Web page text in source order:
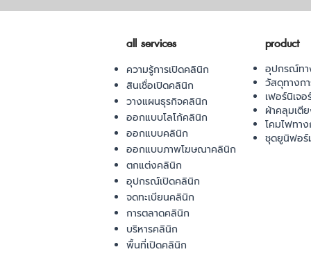
all services
ความรู้การเปิดคลินิก
สินเชื่อเปิดคลินิก
วางแผนธุรกิจคลินิก
ออกแบบโลโก้คลินิก
ออกแบบคลินิก
ออกแบบภาพโฆษณาคลินิก
ตกแต่งคลินิก
อุปกรณ์เปิดคลินิก
จดทะเบียนคลินิก
การตลาดคลินิก
บริหารคลินิก
พื้นที่เปิดคลินิก
product
อุปกรณ์ทา
วัสดุทางก
เฟอร์นิเจ
ผ้าคลุมเตี
โคมไฟทา
ชุดยูนิฟอร์